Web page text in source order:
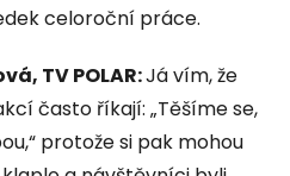
celoroční práce.
TV POLAR:Já vím, že
často říkají: „Těšíme se,
protože si pak mohou